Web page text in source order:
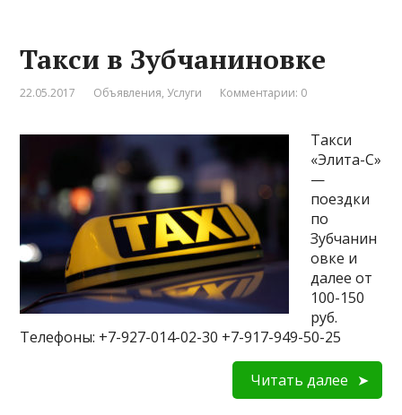
Такси в Зубчаниновке
22.05.2017 Объявления, Услуги Комментарии: 0
Такси
«Элита-С»
—
поездки
по
Зубчанин
овке и
далее от
100-150
руб.
Телефоны: +7-927-014-02-30 +7-917-949-50-25
Читать далее